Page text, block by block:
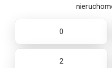
0
2